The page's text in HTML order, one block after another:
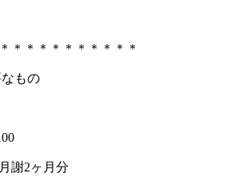
＊＊＊＊＊＊＊＊＊＊
もの
謝2ヶ月分